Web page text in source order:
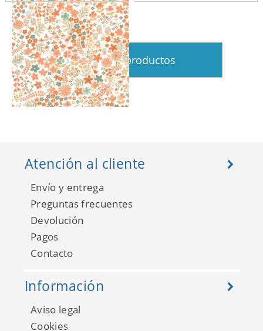
Flower Power 101867126
Ver más productos
Atención al cliente
Envío y entrega
Preguntas frecuentes
Devolución
Pagos
Contacto
Información
Aviso legal
Cookies